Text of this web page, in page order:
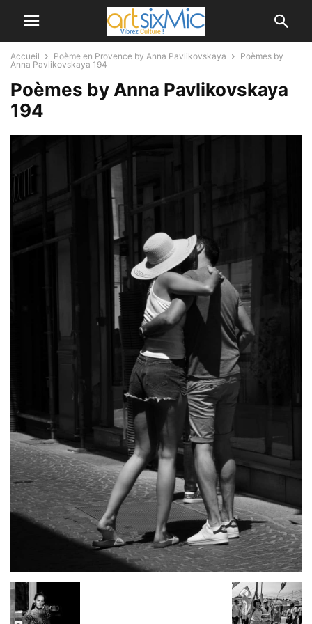
Accueil Poème en Provence by Anna Pavlikovskaya
Poèmes by
Anna Pavlikovskaya 194
Poèmes by Anna Pavlikovskaya
194